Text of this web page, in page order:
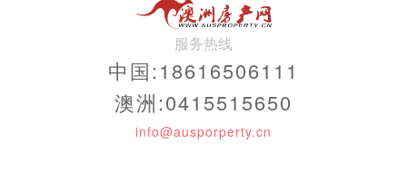
服务热线
中国:18616506111
澳洲:0415515650
info@ausporperty.cn